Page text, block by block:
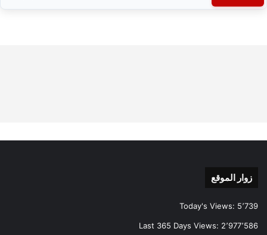
زوار الموقع
Today's Views: 5٬739
Last 365 Days Views: 2٬977٬586